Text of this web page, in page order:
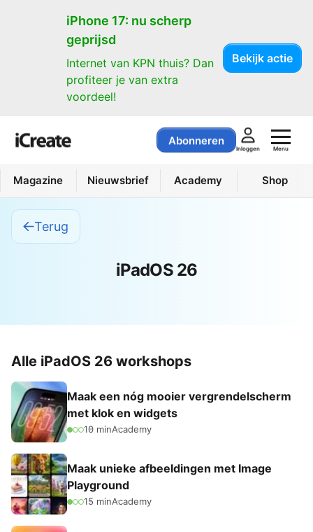
iPhone 17: nu scherp
geprijsd
Internet van KPN thuis? Dan
profiteer je van extra
voordeel!
Bekijk actie
Abonneren
Inloggen Menu
Magazine Nieuwsbrief Academy Shop
Terug
iPadOS 26
Alle iPadOS 26 workshops
Maak een nóg mooier vergrendelscherm
met klok en widgets
10 minAcademy
Maak unieke afbeeldingen met Image
Playground
15 minAcademy